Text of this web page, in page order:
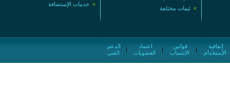
» خدمات الإستضافة
» ثيمات مختلفة
الفني
|
العضويات
|
الإنتساب
|
الإستخدام